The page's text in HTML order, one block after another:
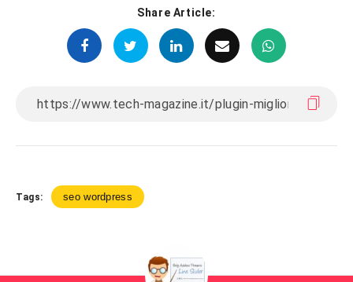
Share Article:
Tags: seo wordpress